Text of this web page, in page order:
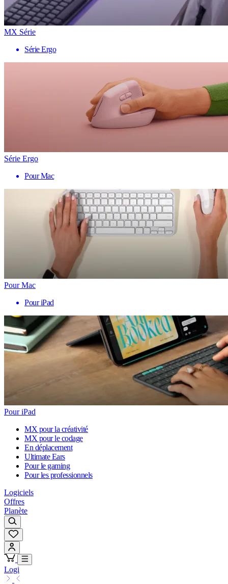
MX Série
Série Ergo
Série Ergo
Pour Mac
Pour Mac
Pour iPad
Pour iPad
MX pour la créativité
MX pour le codage
En déplacement
Ultimate Ears
Pour le gaming
Pour les professionnels
Logiciels
Offres
Planète
Logi